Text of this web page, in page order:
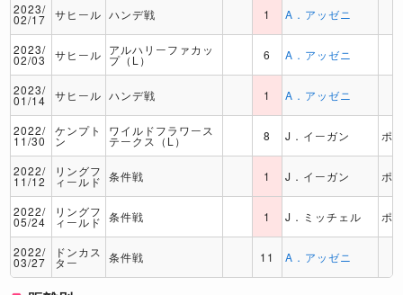
2023/
02/17 サヒール ハンデ戦 1 A．アッゼニ
2023/
02/03 サヒール アルハリーファカッ
プ（L） 6 A．アッゼニ
2023/
01/14 サヒール ハンデ戦 1 A．アッゼニ
2022/
11/30
ケンプト
ン
ワイルドフラワース
テークス（L） 8 J．イーガン ポ
2022/
11/12
リングフ
ィールド 条件戦 1 J．イーガン ポ
2022/
05/24
リングフ
ィールド 条件戦 1 J．ミッチェル ポ
2022/
03/27
ドンカス
ター 条件戦 11 A．アッゼニ